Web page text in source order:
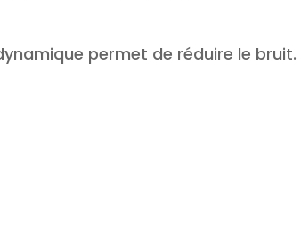
permet de réduire le bruit.